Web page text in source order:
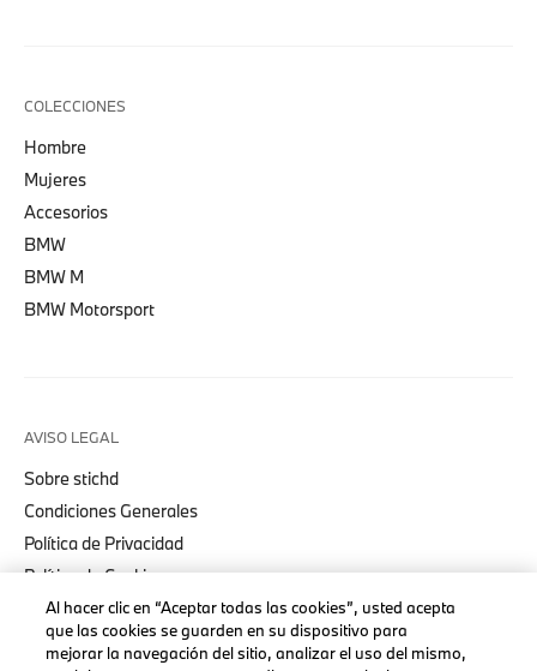
COLECCIONES
Hombre
Mujeres
Accesorios
BMW
BMW M
BMW Motorsport
AVISO LEGAL
Sobre stichd
Condiciones Generales
Política de Privacidad
Política de Cookies
Accessibility Act
Al hacer clic en “Aceptar todas las cookies”, usted acepta
que las cookies se guarden en su dispositivo para
mejorar la navegación del sitio, analizar el uso del mismo,